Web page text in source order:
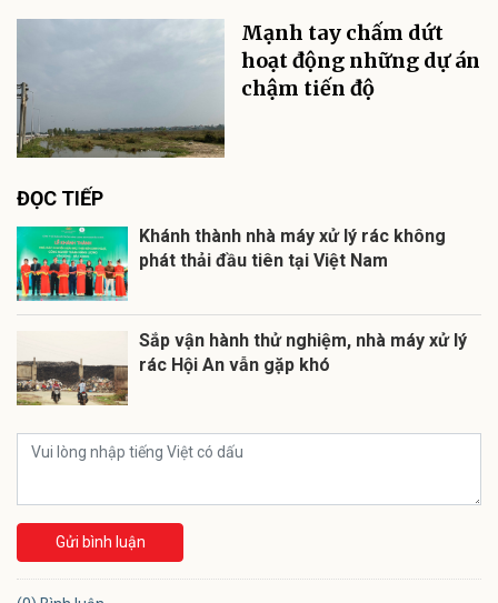
Mạnh tay chấm dứt
hoạt động những dự án
chậm tiến độ
ĐỌC TIẾP
Khánh thành nhà máy xử lý rác không
phát thải đầu tiên tại Việt Nam
Sắp vận hành thử nghiệm, nhà máy xử lý
rác Hội An vẫn gặp khó
Gửi bình luận